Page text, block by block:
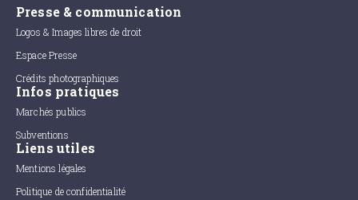
Presse & communication
Logos & Images libres de droit
Espace Presse
Crédits photographiques
Infos pratiques
Marchés publics
Subventions
Liens utiles
Mentions légales
Politique de confidentialité